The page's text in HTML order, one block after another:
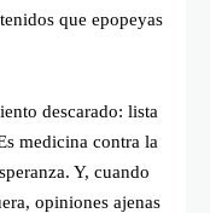
que epopeyas
descarado: lista
medicina contra la
Y, cuando
opiniones ajenas